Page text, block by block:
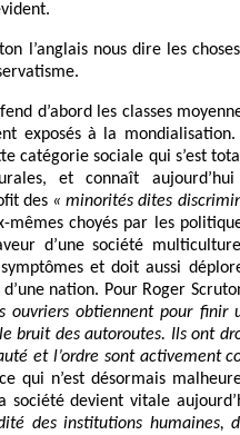
l’anglais nous dire les
d’abord les classes
exposés à la
catégorie sociale qui s’est
et connaît
des « minorités dites
mêmes choyés par les
d’une société
et doit aussi
nation. Pour Roger
ouvriers obtiennent pour finir
bruit des autoroutes. Ils ont
et l’ordre sont activement
qui n’est désormais
société devient vitale
des institutions